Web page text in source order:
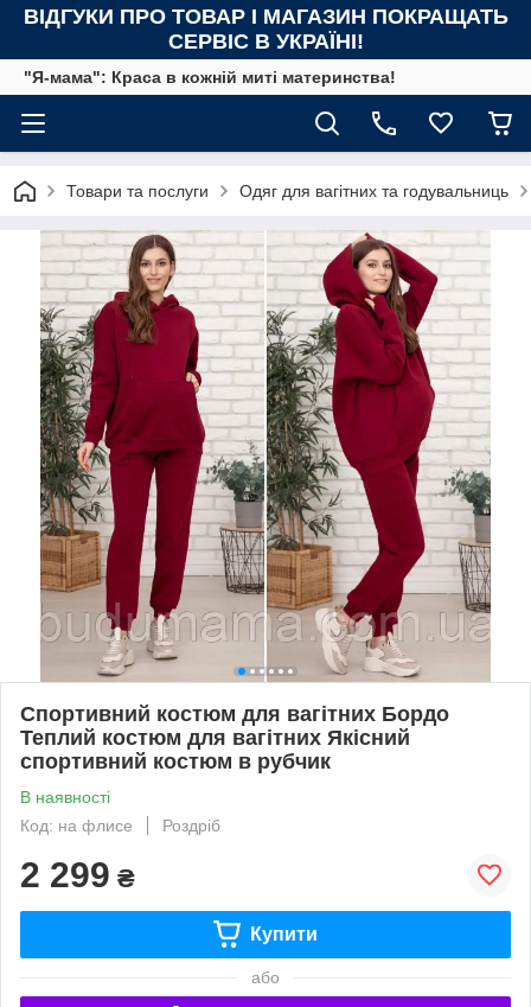
ВІДГУКИ ПРО ТОВАР І МАГАЗИН ПОКРАЩАТЬ
СЕРВІС В УКРАЇНІ!
"Я-мама": Краса в кожній миті материнства!
Товари та послуги Одяг для вагітних та годувальниць
Спортивний костюм для вагітних Бордо
Теплий костюм для вагітних Якісний
спортивний костюм в рубчик
В наявності
Код: на флисе
Роздріб
2 299 ₴
Купити
або